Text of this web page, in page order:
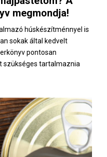
megmondja!
húskészítménnyel is
sokak által kedvelt
pontosan
szükséges tartalmaznia